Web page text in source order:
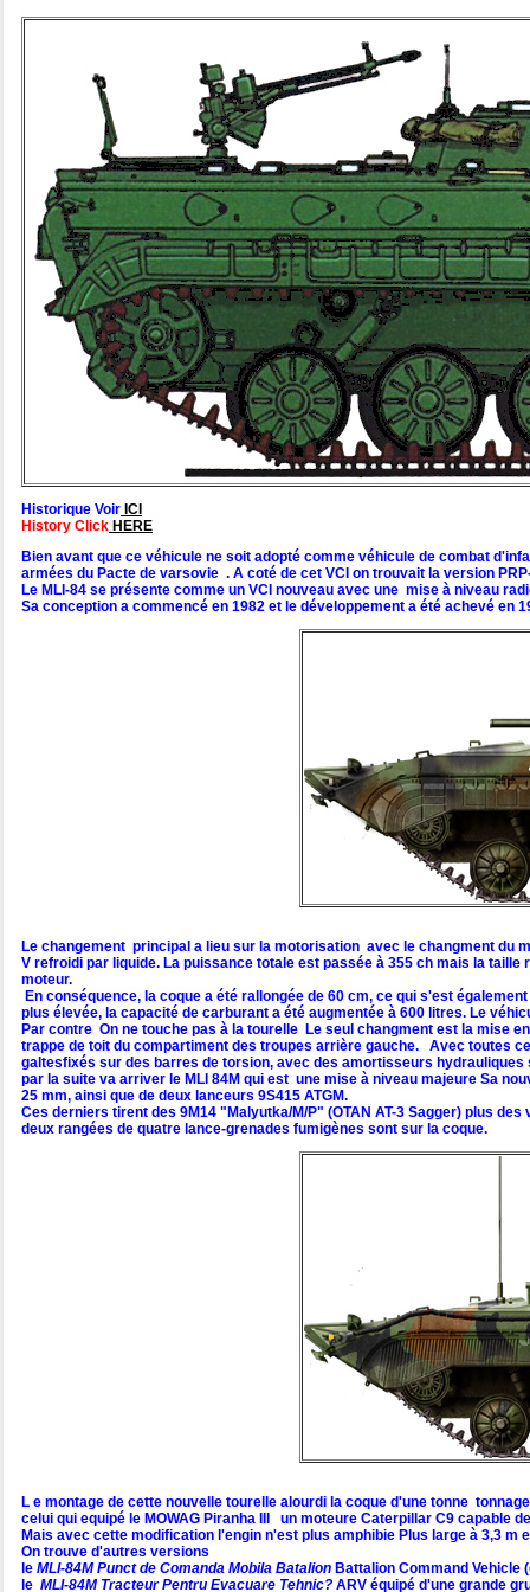
Historique Voir ICI
History Click HERE
Bien avant que ce véhicule ne soit adopté comme véhicule de combat
armées du Pacte de varsovie . A coté de cet VCI on trouvait la version
Le MLI-84 se présente comme un VCI nouveau avec une mise à niveau
Sa conception a commencé en 1982 et le développement a été achevé en
Le changement principal a lieu sur la motorisation avec le changment du
V refroidi par liquide. La puissance totale est passée à 355 ch mais la
moteur.
En conséquence, la coque a été rallongée de 60 cm, ce qui s'est
plus élevée, la capacité de carburant a été augmentée à 600 litres. Le
Par contre On ne touche pas à la tourelle Le seul changment est la mise
trappe de toit du compartiment des troupes arrière gauche. Avec toutes
galtesfixés sur des barres de torsion, avec des amortisseurs hydrauliques
par la suite va arriver le MLI 84M qui est une mise à niveau majeure Sa
25 mm, ainsi que de deux lanceurs 9S415 ATGM.
Ces derniers tirent des 9M14 "Malyutka/M/P" (OTAN AT-3 Sagger) plus
deux rangées de quatre lance-grenades fumigènes sont sur la coque.
L e montage de cette nouvelle tourelle alourdi la coque d'une tonne
celui qui equipé le MOWAG Piranha III un moteure Caterpillar C9 capable
Mais avec cette modification l'engin n'est plus amphibie Plus large à 3,3 m
On trouve d'autres versions
le MLI-84M Punct de Comanda Mobila Batalion Battalion Command
le MLI-84M Tracteur Pentru Evacuare Tehnic? ARV équipé d'une grande